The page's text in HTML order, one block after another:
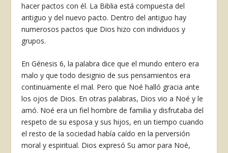
hacer pactos con él. La Biblia está compuesta del
antiguo y del nuevo pacto. Dentro del antiguo hay
numerosos pactos que Dios hizo con individuos y
grupos.
En Génesis 6, la palabra dice que el mundo entero era
malo y que todo designio de sus pensamientos era
continuamente el mal. Pero que Noé halló gracia ante
los ojos de Dios. En otras palabras, Dios vio a Noé y le
amó. Noé era un fiel hombre de familia y disfrutaba del
respeto de su esposa y sus hijos, en un tiempo cuan­do
el resto de la sociedad había caído en la perversión
moral y espiritual. Dios expresó Su amor para Noé,